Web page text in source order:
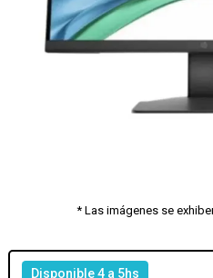
* Las imágenes se
Disponible 4 a 5hs